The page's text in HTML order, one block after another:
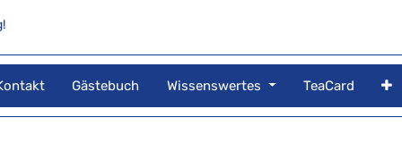
Gästebuch Wissenswertes TeaCard